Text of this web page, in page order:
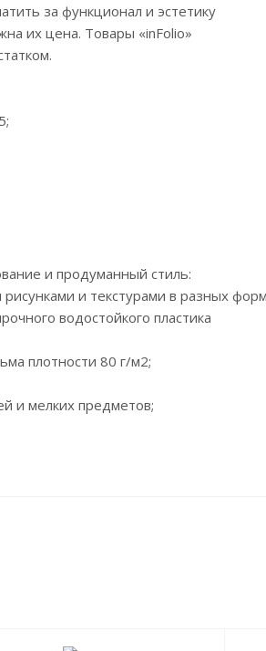
за функционал и эстетику
их цена. Товары «inFolio»
и продуманный стиль:
и текстурами в разных
водостойкого пластика
плотности 80 г/м2;
и мелких предметов;